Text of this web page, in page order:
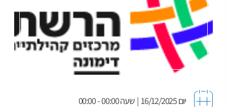
יום 16/12/2025 | שעה 00:00 - 00:00